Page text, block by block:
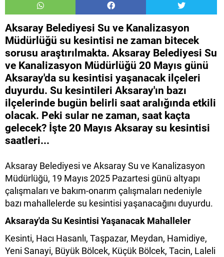
Aksaray Belediyesi Su ve Kanalizasyon
Müdürlüğü su kesintisi ne zaman bitecek
sorusu araştırılmakta. Aksaray Belediyesi Su
ve Kanalizasyon Müdürlüğü 20 Mayıs günü
Aksaray'da su kesintisi yaşanacak ilçeleri
duyurdu. Su kesintileri Aksaray'ın bazı
ilçelerinde bugün belirli saat aralığında etkili
olacak. Peki sular ne zaman, saat kaçta
gelecek? İşte 20 Mayıs Aksaray su kesintisi
saatleri...
Aksaray Belediyesi ve Aksaray Su ve Kanalizasyon
Müdürlüğü, 19 Mayıs 2025 Pazartesi günü altyapı
çalışmaları ve bakım-onarım çalışmaları nedeniyle
bazı mahallelerde su kesintisi yaşanacağını duyurdu.
​Aksaray'da Su Kesintisi Yaşanacak Mahalleler
Kesinti, Hacı Hasanlı, Taşpazar, Meydan, Hamidiye,
Yeni Sanayi, Büyük Bölcek, Küçük Bölcek, Tacin, Laleli